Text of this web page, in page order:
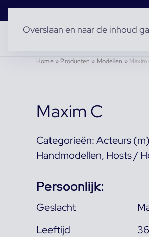
Overslaan en naar de inhoud
Home» Producten » Modellen » Maxim
Maxim C
Categorieën:Acteurs (m)
Handmodellen, Hosts /
Persoonlijk:
Geslacht
Leeftijd
36